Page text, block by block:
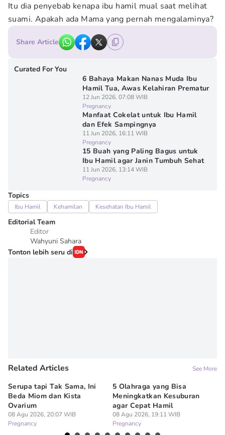
Itu dia penyebab kenapa ibu hamil mual saat melihat
suami. Apakah ada Mama yang pernah mengalaminya?
Share Article
Curated For You
6 Bahaya Makan Nanas Muda Ibu
Hamil Tua, Awas Kelahiran Prematur
12 Jun 2026, 07:08 WIB
Pregnancy
Manfaat Cokelat untuk Ibu Hamil
dan Efek Sampingnya
11 Jun 2026, 16:11 WIB
Pregnancy
15 Buah yang Paling Bagus untuk
Ibu Hamil agar Janin Tumbuh Sehat
11 Jun 2026, 13:14 WIB
Pregnancy
Topics
Ibu Hamil Kehamilan Kesehatan Ibu Hamil
Editorial Team
Editor
Wahyuni Sahara
Tonton lebih seru di
Related Articles See More
Serupa tapi Tak Sama, Ini
Beda Miom dan Kista
Ovarium
08 Agu 2026, 20:07 WIB
Pregnancy
5 Olahraga yang Bisa
Meningkatkan Kesuburan
agar Cepat Hamil
08 Agu 2026, 19:11 WIB
Pregnancy